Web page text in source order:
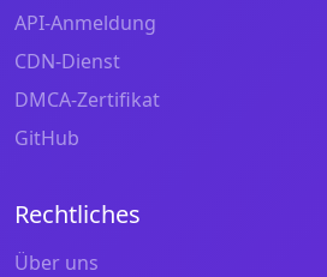
API-Anmeldung
CDN-Dienst
DMCA-Zertifikat
GitHub
Rechtliches
Über uns